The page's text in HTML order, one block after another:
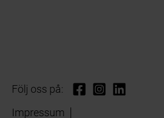
Följ oss på:
Impressum